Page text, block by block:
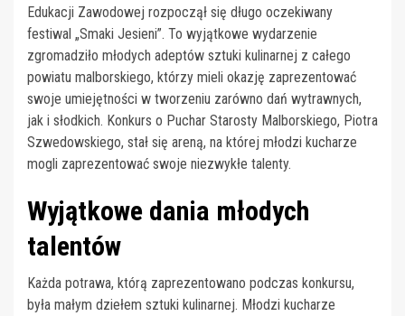
Edukacji Zawodowej rozpoczął się długo oczekiwany
festiwal „Smaki Jesieni”. To wyjątkowe wydarzenie
zgromadziło młodych adeptów sztuki kulinarnej z całego
powiatu malborskiego, którzy mieli okazję zaprezentować
swoje umiejętności w tworzeniu zarówno dań wytrawnych,
jak i słodkich. Konkurs o Puchar Starosty Malborskiego, Piotra
Szwedowskiego, stał się areną, na której młodzi kucharze
mogli zaprezentować swoje niezwykłe talenty.
Wyjątkowe dania młodych
talentów
Każda potrawa, którą zaprezentowano podczas konkursu,
była małym dziełem sztuki kulinarnej. Młodzi kucharze